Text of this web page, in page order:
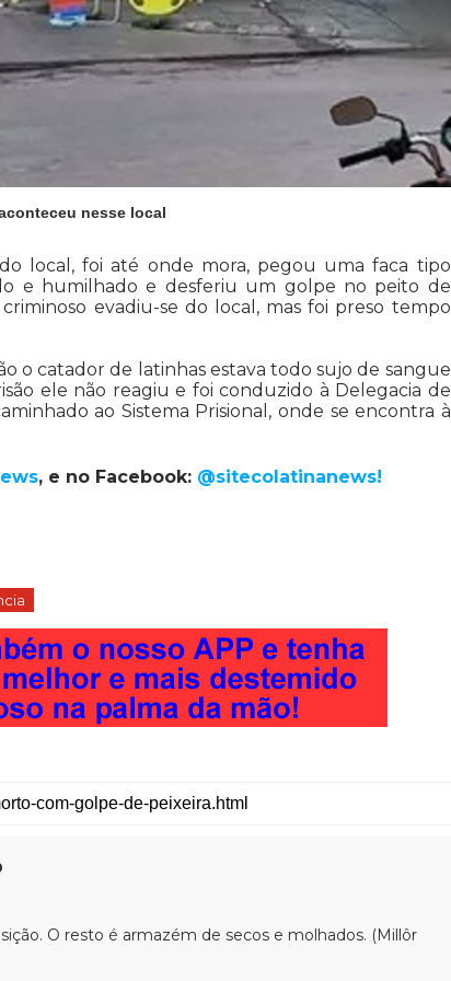
nesse local
local, foi até onde mora, pegou uma faca tipo
e humilhado e desferiu um golpe no peito de
evadiu-se do local, mas foi preso tempo
o catador de latinhas estava todo sujo de sangue
ele não reagiu e foi conduzido à Delegacia de
ao Sistema Prisional, onde se encontra à
, e no Facebook: @sitecolatinanews!
O resto é armazém de secos e molhados. (Millôr